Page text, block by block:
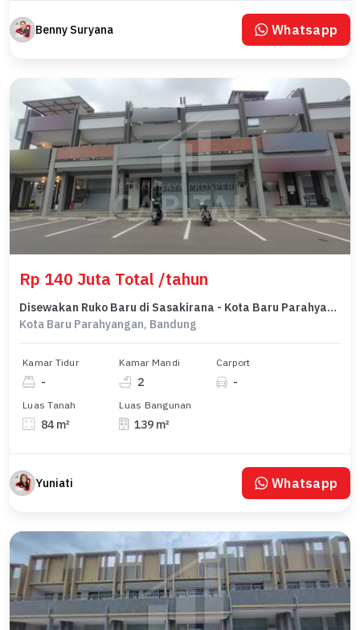
Benny Suryana Whatsapp
Rp 140 Juta Total /tahun
Disewakan Ruko Baru di Sasakirana - Kota Baru Parahyangan*
Kota Baru Parahyangan, Bandung
Kamar Tidur
-
Kamar Mandi
2
Carport
-
Luas Tanah
84 m²
Luas Bangunan
139 m²
Yuniati Whatsapp